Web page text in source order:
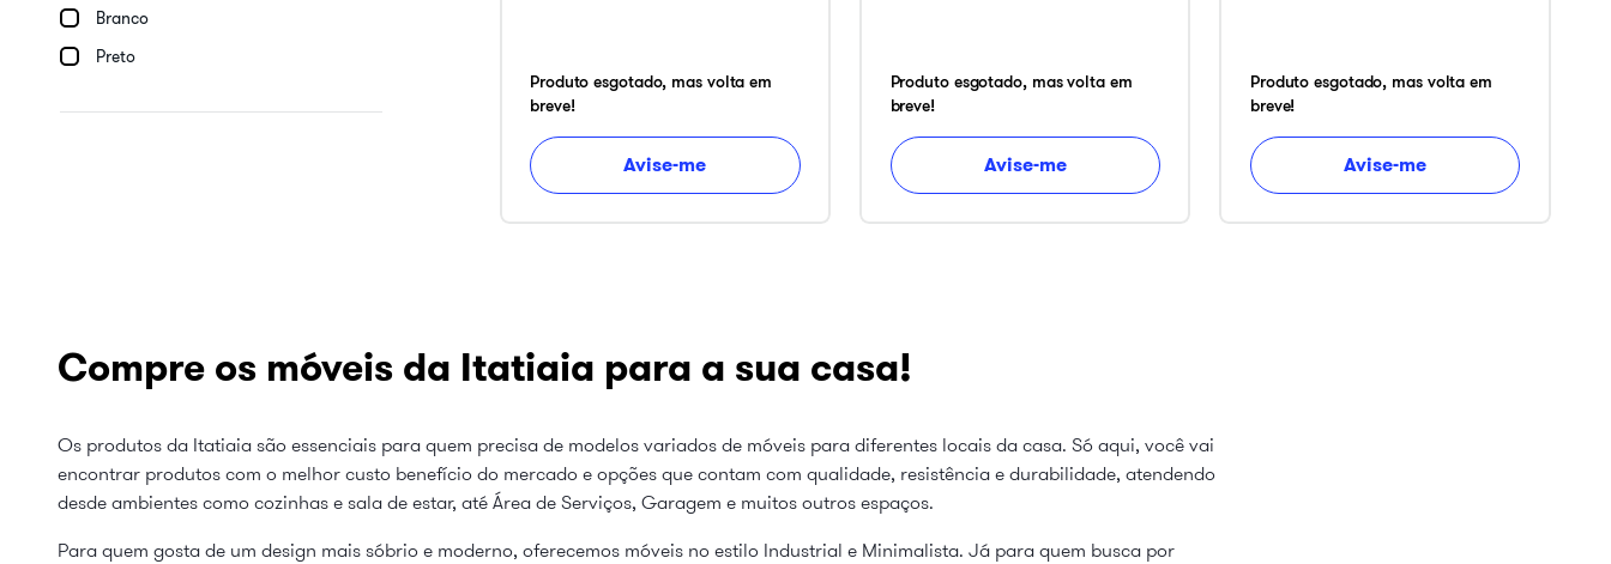
Branco
Preto
Produto esgotado, mas volta em
breve!
Avise-me
Produto esgotado, mas volta em
breve!
Avise-me
Produto esgotado, mas volta em
breve!
Avise-me
Compre os móveis da Itatiaia para a sua casa!
Os produtos da Itatiaia são essenciais para quem precisa de modelos variados de móveis para diferentes locais da casa. Só aqui, você vai
encontrar produtos com o melhor custo benefício do mercado e opções que contam com qualidade, resistência e durabilidade, atendendo
desde ambientes como cozinhas e sala de estar, até Área de Serviços, Garagem e muitos outros espaços.
Para quem gosta de um design mais sóbrio e moderno, oferecemos móveis no estilo Industrial e Minimalista. Já para quem busca por